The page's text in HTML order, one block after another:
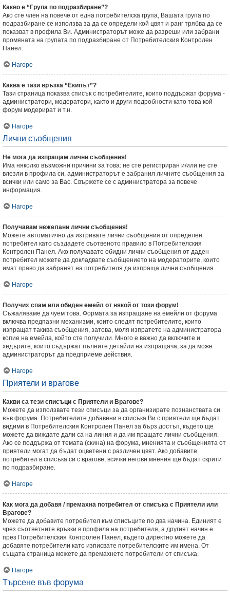
Какво е “Група по подразбиране”?
Ако сте член на повече от една потребителска група, Вашата група по
подразбиране се използва за да се определи кой цвят и ранг трябва да се
показват в профила Ви. Администраторът може да разреши или забрани
промяната на групата по подразбиране от Потребителския Контролен
Панел.
Нагоре
Каква е тази връзка “Екипът”?
Тази страница показва списък с потребителите, които поддържат форума -
администратори, модератори, както и други подробности като това кой
форум модерират и т.н.
Нагоре
Лични съобщения
Не мога да изпращам лични съобщения!
Има няколко възможни причини за това: не сте регистриран и/или не сте
влезли в профила си, администраторът е забранил личните съобщения за
всички или само за Вас. Свържете се с администратора за повече
информация.
Нагоре
Получавам нежелани лични съобщения!
Можете автоматично да изтривате лични съобщения от определен
потребител като създадете съотвеното правило в Потребителския
Контролен Панел. Ако получавате обидни лични съобщения от даден
потребител можете да докладвате съобщението на модераторите, които
имат право да забранят на потребителя да изпраща лични съобщения.
Нагоре
Получих спам или обиден емейл от някой от този форум!
Съжаляваме да чуем това. Формата за изпращане на емейли от форума
включва предпазни механизми, които следят потребителите, които
изпращат такива съобщения, затова, моля изпратете на администратора
копие на емейла, който сте получили. Много е важно да включите и
хедърите, които съдържат пълните детайли на изпращача, за да може
администраторът да предприеме действия.
Нагоре
Приятели и врагове
Какви са тези списъци с Приятели и Врагове?
Можете да използвате тези списъци за да организирате познанствата си
във форума. Потребителите добавени в списъка Ви с приятели ще бъдат
видими в Потребителския Контролен Панел за бърз достъп, където ще
можете да виждате дали са на линия и да им пращате лични съобщения.
Ако се поддържа от темата (скина) на форума, мненията и съобщенията от
приятели могат да бъдат оцветени с различен цвят. Ако добавите
потребител в списъка си с врагове, всички негови мнения ще бъдат скрити
по подразбиране.
Нагоре
Как мога да добавя / премахна потребител от списъка с Приятели или
Врагове?
Можете да добавите потребител към списъците по два начина. Единият е
чрез съответните връзки в профила на потребителя, а другият начин е
през Потребителския Контролен Панел, където директно можете да
добавяте потребители като изписвате потребителските им имена. От
същата страница можете да премахнете потребители от списъка.
Нагоре
Търсене във форума